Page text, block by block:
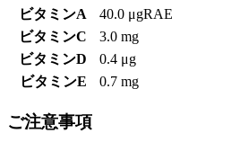
ビタミンA
40.0 μgRAE
ビタミンC
3.0 mg
ビタミンD
0.4 μg
ビタミンE
0.7 mg
ご注意事項